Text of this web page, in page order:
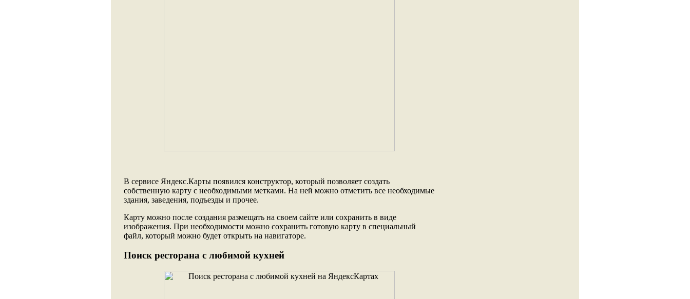
В сервисе Яндекс.Карты появился конструктор, который позволяет создать
собственную карту с необходимыми метками. На ней можно отметить все необходимые
здания, заведения, подъезды и прочее.
Карту можно после создания размещать на своем сайте или сохранить в виде
изображения. При необходимости можно сохранить готовую карту в специальный
файл, который можно будет открыть на навигаторе.
Поиск ресторана с любимой кухней